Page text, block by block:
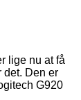
lige nu at få
det. Den er
G920